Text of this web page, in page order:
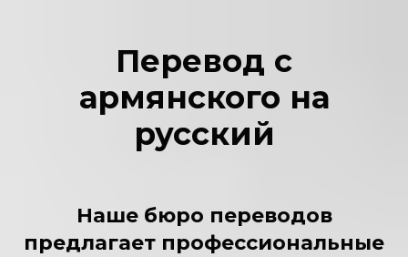
Перевод с
армянского на
русский
Наше бюро переводов
предлагает профессиональные